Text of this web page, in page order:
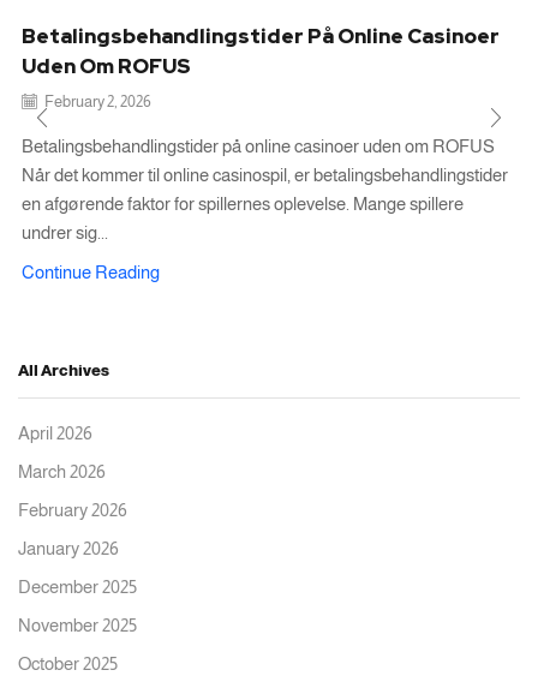
Betalingsbehandlingstider På Online Casinoer
Uden Om ROFUS
February 2, 2026
Betalingsbehandlingstider på online casinoer uden om ROFUS
Når det kommer til online casinospil, er betalingsbehandlingstider
en afgørende faktor for spillernes oplevelse. Mange spillere
undrer sig...
Continue Reading
All Archives
April 2026
March 2026
February 2026
January 2026
December 2025
November 2025
October 2025